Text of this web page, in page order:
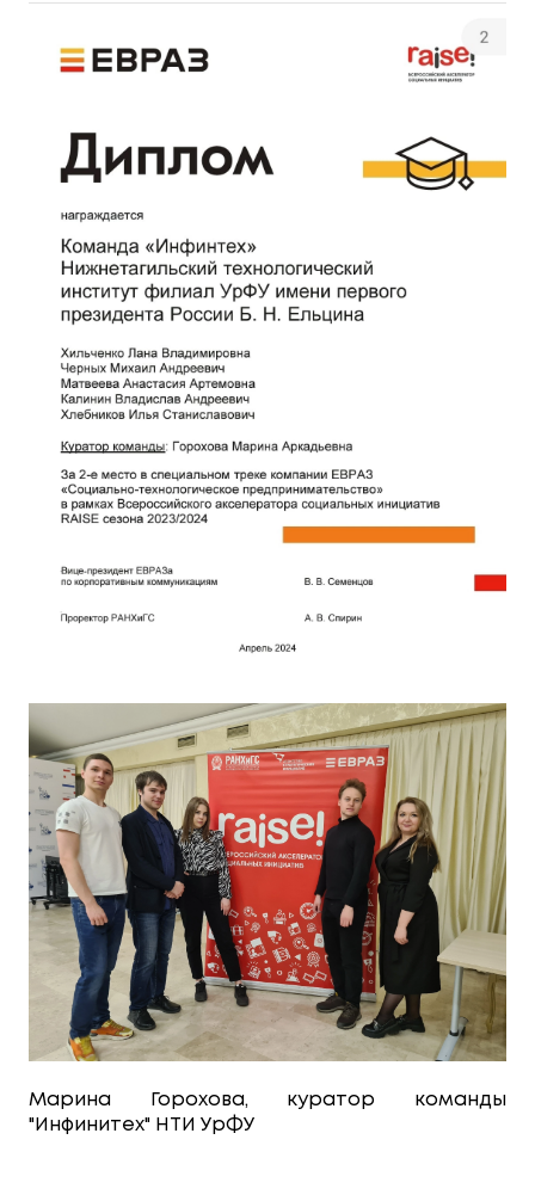
Марина Горохова, куратор команды
"Инфинитех" НТИ УрФУ